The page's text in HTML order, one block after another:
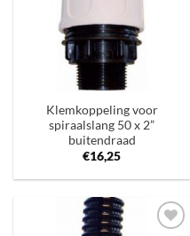
Klemkoppeling voor
spiraalslang 50 x 2”
buitendraad
€16,25